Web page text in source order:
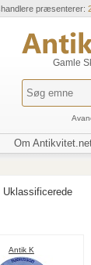
præsenterer:
Gamle
Om
Uklassificerede
Antik K